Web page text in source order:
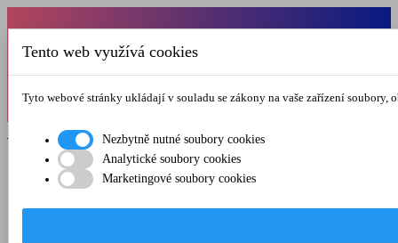
Od 1.7.-31.8.2026 budeme mít v pátek
zkrácenou provozní dobu do 12.00 hod. Přejeme
Registrovat  Přihlásit se
O nás
Tento web využívá cookies
Tyto webové stránky ukládají v souladu se zákony na vaše zařízení
Nezbytně nutné soubory cookies
Analytické soubory cookies
Marketingové soubory cookies